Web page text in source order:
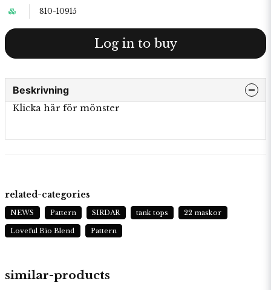
810-10915
Log in to buy
Beskrivning
Klicka här för mönster
similar-products
related-categories
NEWS Pattern SIRDAR tank tops 22 maskor
Loveful Bio Blend Pattern